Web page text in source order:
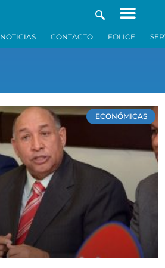
NOTICIAS CONTACTO FOLICE
ECONÓMICAS